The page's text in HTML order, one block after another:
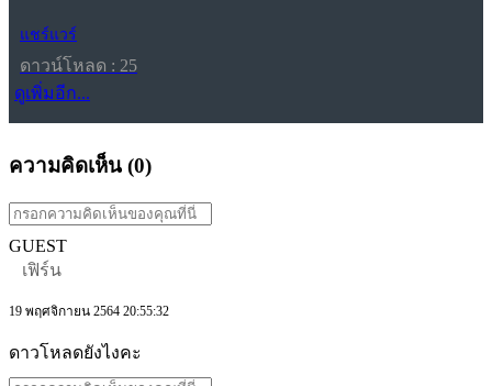
แชร์แวร์
ดาวน์โหลด : 25
ดูเพิ่มอีก...
ความคิดเห็น (0)
GUEST
เฟิร์น
19 พฤศจิกายน 2564 20:55:32
ดาวโหลดยังไงคะ